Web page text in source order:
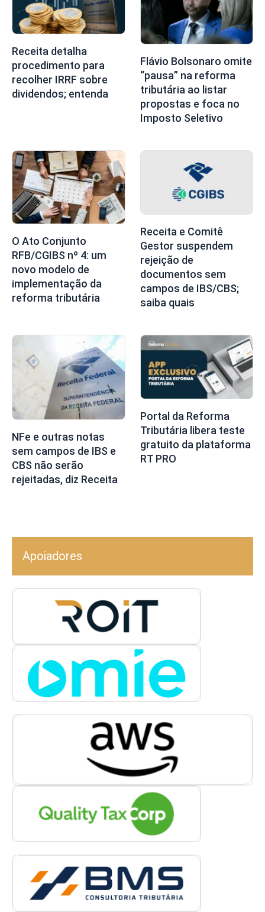
Receita detalha
procedimento para
recolher IRRF sobre
dividendos; entenda
Flávio Bolsonaro omite
“pausa” na reforma
tributária ao listar
propostas e foca no
Imposto Seletivo
O Ato Conjunto
RFB/CGIBS nº 4: um
novo modelo de
implementação da
reforma tributária
Receita e Comitê
Gestor suspendem
rejeição de
documentos sem
campos de IBS/CBS;
saiba quais
NFe e outras notas
sem campos de IBS e
CBS não serão
rejeitadas, diz Receita
Portal da Reforma
Tributária libera teste
gratuito da plataforma
RT PRO
Apoiadores